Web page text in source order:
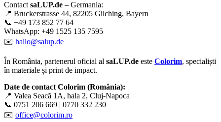
Contact saLUP.de – Germania:
📍 Bruckerstrasse 44, 82205 Gilching, Bayern
📞 +49 173 852 77 64
WhatsApp: +49 1525 135 7595
✉️ hallo@salup.de
În România, partenerul oficial al saLUP.de este Colorim, specialiști
în materiale și print de impact.
Date de contact Colorim (România):
📍 Valea Seacă 1A, hala 2, Cluj-Napoca
📞 0751 206 669 | 0770 332 230
✉️ office@colorim.ro